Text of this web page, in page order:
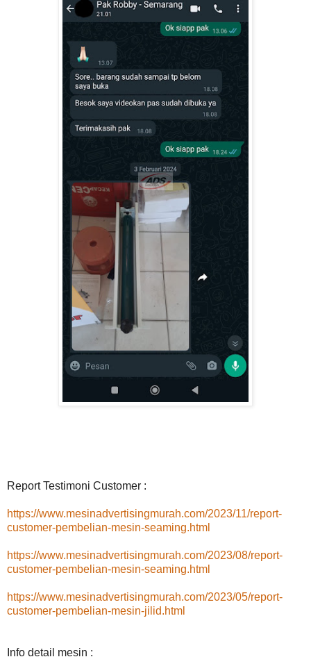
Report Testimoni Customer :
https://www.mesinadvertisingmurah.com/2023/11/report-
customer-pembelian-mesin-seaming.html
https://www.mesinadvertisingmurah.com/2023/08/report-
customer-pembelian-mesin-seaming.html
https://www.mesinadvertisingmurah.com/2023/05/report-
customer-pembelian-mesin-jilid.html
Info detail mesin :